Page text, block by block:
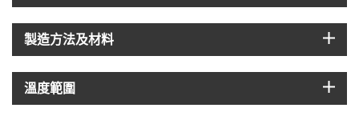
製造方法及材料
溫度範圍